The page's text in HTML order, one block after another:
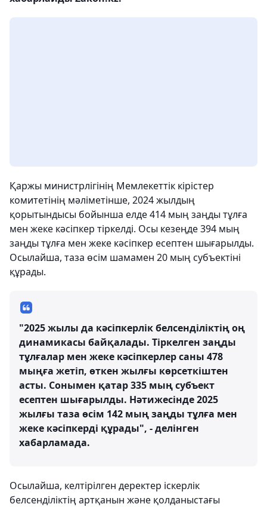
Қаржы министрлігінің Мемлекеттік кірістер
комитетінің мәліметінше, 2024 жылдың
қорытындысы бойынша елде 414 мың заңды тұлға
мен жеке кәсіпкер тіркелді. Осы кезеңде 394 мың
заңды тұлға мен жеке кәсіпкер есептен шығарылды.
Осылайша, таза өсім шамамен 20 мың субъектіні
құрады.
"2025 жылы да кәсіпкерлік белсенділіктің оң
динамикасы байқалады. Тіркелген заңды
тұлғалар мен жеке кәсіпкерлер саны 478
мыңға жетіп, өткен жылғы көрсеткіштен
асты. Сонымен қатар 335 мың субъект
есептен шығарылды. Нәтижесінде 2025
жылғы таза өсім 142 мың заңды тұлға мен
жеке кәсіпкерді құрады", - делінген
хабарламада.
Осылайша, келтірілген деректер іскерлік
белсенділіктің артқанын және қолданыстағы